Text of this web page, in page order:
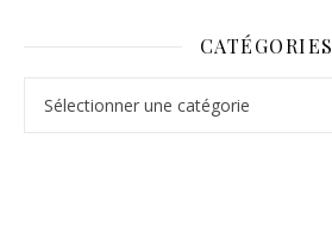
CATÉGORIES